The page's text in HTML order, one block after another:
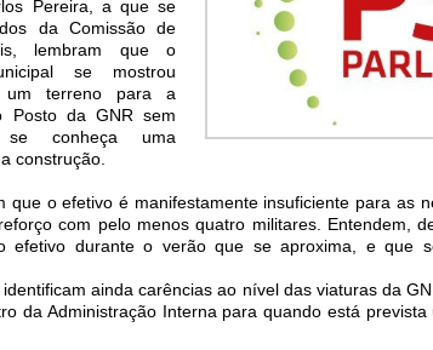
Pereira, a que se
da Comissão de
lembram que o
se mostrou
um terreno para a
Posto da GNR sem
conheça uma
construção.
que o efetivo é manifestamente insuficiente para as
com pelo menos quatro militares. Entendem,
efetivo durante o verão que se aproxima, e que
ainda carências ao nível das viaturas da
da Administração Interna para quando está